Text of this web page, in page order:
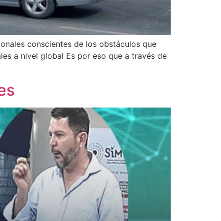
conscientes de los obstáculos que
a nivel global Es por eso que a través de